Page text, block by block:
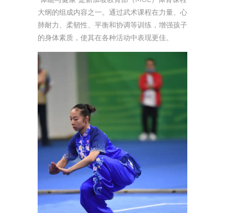
大纲的组成内容之一。通过武术课程在力量、心
肺耐力、柔韧性、平衡和协调等训练，增强孩子
的身体素质，使其在各种活动中表现更佳。